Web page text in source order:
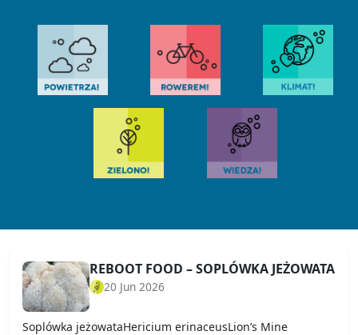
REBOOT FOOD – SOPLÓWKA JEŻOWATA
20 Jun 2026
Soplówka jeżowataHericium erinaceusLion’s Mine